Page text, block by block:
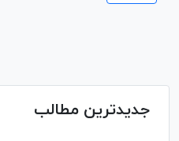
جدیدترین مطالب